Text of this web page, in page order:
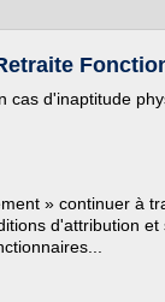
cas d'inaptitude
» continuer à
d'attribution